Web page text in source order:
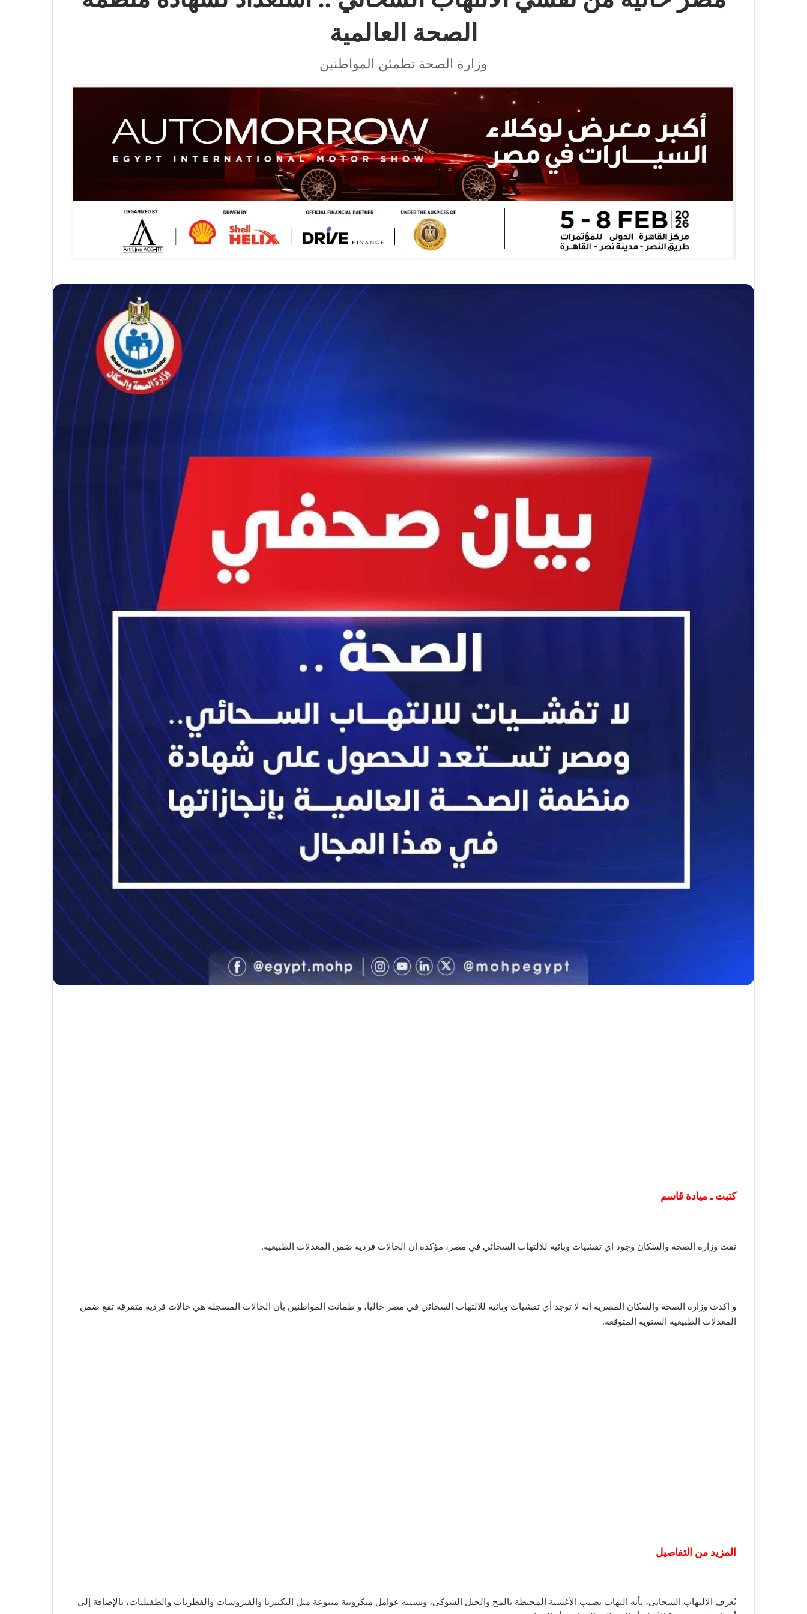
الصحة العالمية
وزارة الصحة تطمئن المواطنين
كتبت ـ ميادة قاسم
نفت وزارة الصحة والسكان وجود أي تفشيات وبائية للالتهاب السحائي في مصر، مؤكدة أن الحالات فردية ضمن المعدلات الطبيعية.
و أكدت وزارة الصحة والسكان المصرية أنه لا توجد أي تفشيات وبائية للالتهاب السحائي في مصر حالياً، و طمأنت المواطنين بأن الحالات المسجلة هي حالات فردية متفرقة تقع ضمن
المعدلات الطبيعية السنوية المتوقعة.
المزيد من التفاصيل
يُعرف الالتهاب السحائي، بأنه التهاب يصيب الأغشية المحيطة بالمخ والحبل الشوكي، ويسببه عوامل ميكروبية متنوعة مثل البكتيريا والفيروسات والفطريات والطفيليات، بالإضافة إلى